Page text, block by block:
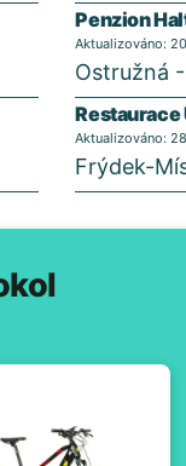
Penzion
Aktualizováno:
Ostružná
Restaurace
Aktualizováno:
Frýdek-